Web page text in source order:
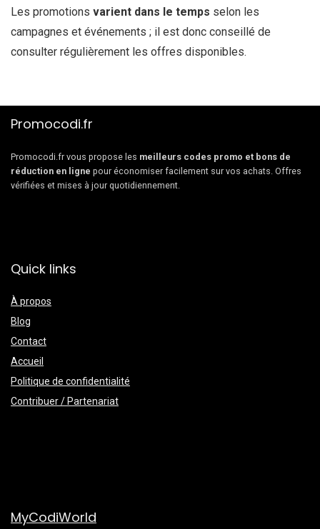
Les promotions varient dans le temps selon les
campagnes et événements ; il est donc conseillé de
consulter régulièrement les offres disponibles.
Promocodi.fr
Promocodi.fr vous propose les meilleurs codes promo et bons de
réduction en ligne pour économiser facilement sur vos achats. Offres
vérifiées et mises à jour quotidiennement.
Quick links
À propos
Blog
Contact
Accueil
Politique de confidentialité
Contribuer / Partenariat
MyCodiWorld